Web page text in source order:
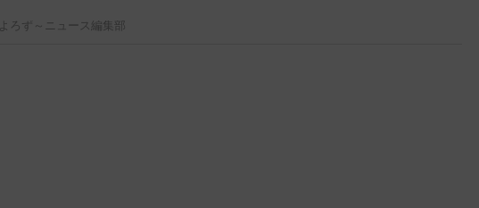
よろず～ニュース編集部